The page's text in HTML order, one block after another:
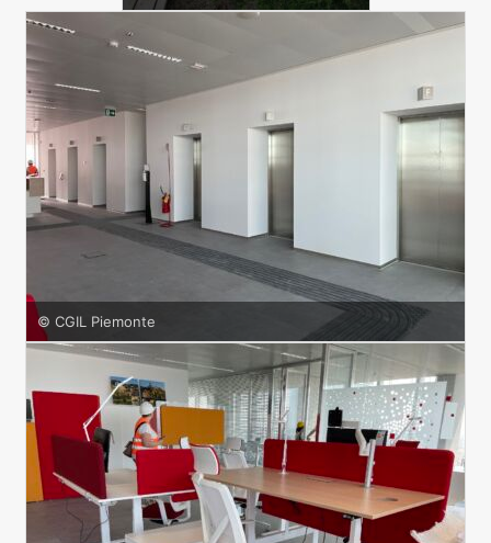
© CGIL Piemonte